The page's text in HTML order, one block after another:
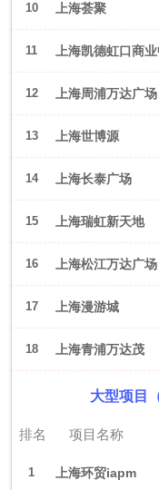
10 上海荟聚
11 上海凯德虹口商
12 上海周浦万达广场
13 上海世博源
14 上海长泰广场
15 上海瑞虹新天地
16 上海松江万达广场
17 上海漫游城
18 上海青浦万达茂
大型项目
排名 项目名称
1 上海环贸iapm